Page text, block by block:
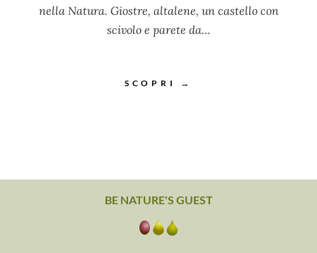
nella Natura. Giostre, altalene, un castello con
scivolo e parete da…
SCOPRI →
BE NATURE'S GUEST